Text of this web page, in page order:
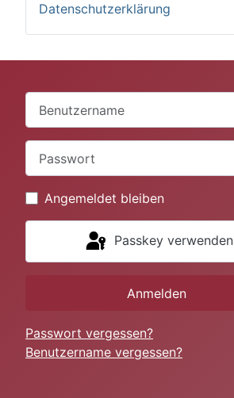
Datenschutzerklärung
Angemeldet bleiben
Passkey verwenden
Anmelden
Passwort vergessen?
Benutzername vergessen?